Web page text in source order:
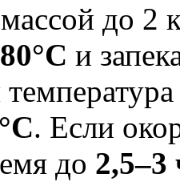
до 2
и
. Если
до 2,5–3